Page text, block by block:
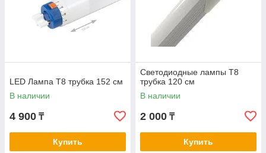
LED Лампа Т8 трубка 152 см
В наличии
4 900 ₸
Купить
Светодиодные лампы Т8
трубка 120 см
В наличии
2 000 ₸
Купить